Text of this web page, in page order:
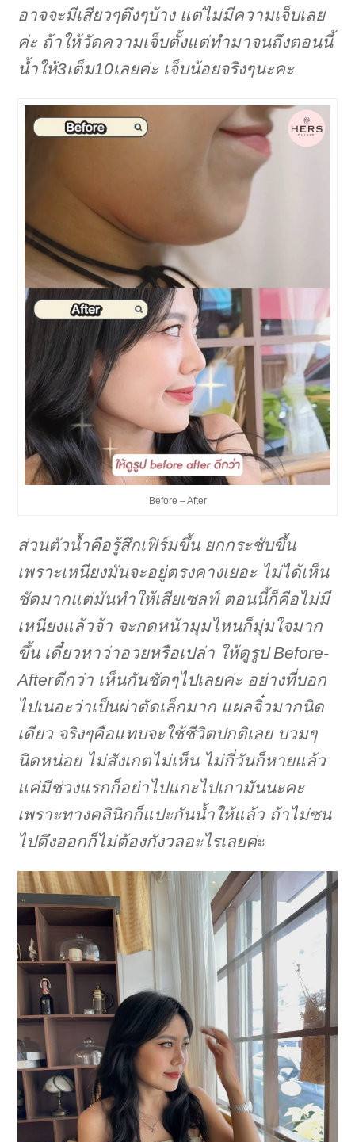
อาจจะมีเสียวๆตึงๆบ้าง แต่ไม่มีความเจ็บเลย
ค่ะ ถ้าให้วัดความเจ็บตั้งแต่ทำมาจนถึงตอนนี้
น้ำให้3เต็ม10เลยค่ะ เจ็บน้อยจริงๆนะคะ
Before – After
ส่วนตัวน้ำคือรู้สึกเฟิร์มขึ้น ยกกระชับขึ้น
เพราะเหนียงมันจะอยู่ตรงคางเยอะ ไม่ได้เห็น
ชัดมากแต่มันทำให้เสียเซลฟ์ ตอนนี้ก็คือไม่มี
เหนียงแล้วจ้า จะกดหน้ามุมไหนก็มุ่มใจมาก
ขึ้น เดี๋ยวหาว่าอวยหรือเปล่า ให้ดูรูป Before-
Afterดีกว่า เห็นกันชัดๆไปเลยค่ะ อย่างที่บอก
ไปเนอะว่าเป็นผ่าตัดเล็กมาก แผลจิ๋วมากนิด
เดียว จริงๆคือแทบจะใช้ชีวิตปกติเลย บวมๆ
นิดหน่อย ไม่สังเกตไม่เห็น ไม่กี่วันก็หายแล้ว
แค่มีช่วงแรกก็อย่าไปแกะไปเกามันนะคะ
เพราะทางคลินิกก็แปะกันน้ำให้แล้ว ถ้าไม่ซน
ไปดึงออกก็ไม่ต้องกังวลอะไรเลยค่ะ